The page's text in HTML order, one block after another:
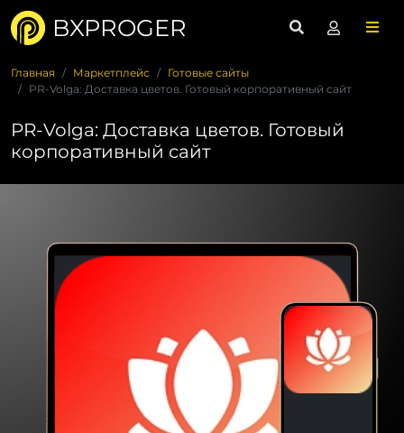
BXPROGER
Главная Маркетплейс
Готовые сайты
PR-Volga: Доставка цветов. Готовый корпоративный сайт
PR-Volga: Доставка цветов. Готовый
корпоративный сайт